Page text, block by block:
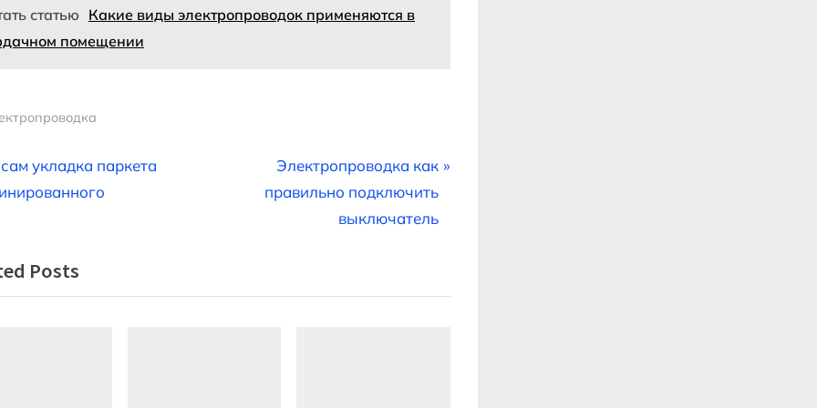
статью
Какие виды электропроводок применяются в
помещении
укладка паркета
N
e
o
Электропроводка как
правильно подключить
выключатель
Posts